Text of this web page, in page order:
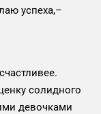
успеха,–
солидного
девочками